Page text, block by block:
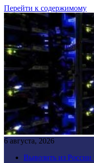
Перейти к содержимому
6 августа, 2026
Вывозить из России